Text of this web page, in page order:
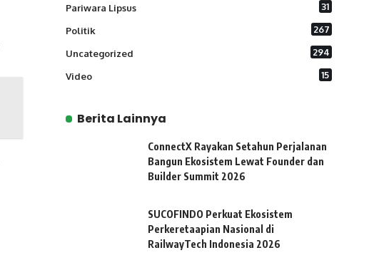
Pariwara Lipsus 31
Politik 267
Uncategorized 294
Video 15
Berita Lainnya
ConnectX Rayakan Setahun Perjalanan
Bangun Ekosistem Lewat Founder dan
Builder Summit 2026
SUCOFINDO Perkuat Ekosistem
Perkeretaapian Nasional di
RailwayTech Indonesia 2026